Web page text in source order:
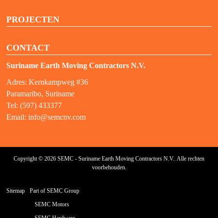
PROJECTEN
CONTACT
Suriname Earth Moving Contractors N.V.
Adres: Kernkampweg #36
Paramaribo, Suriname
Tel: (597) 433377
Email: info@semcnv.com
Copyright © 2026 SEMC - Suriname Earth Moving Contractors N.V.. Alle rechten
voorbehouden.
Sitemap
Part of SEMC Group
SEMC Motors